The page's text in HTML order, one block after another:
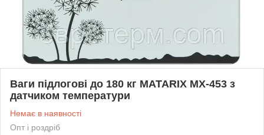
Ваги підлогові до 180 кг MATARIX MX-453 з
датчиком температури
Немає в наявності
Опт і роздріб